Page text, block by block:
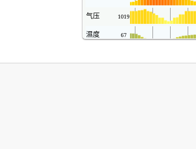
气压 1019
濕度 67